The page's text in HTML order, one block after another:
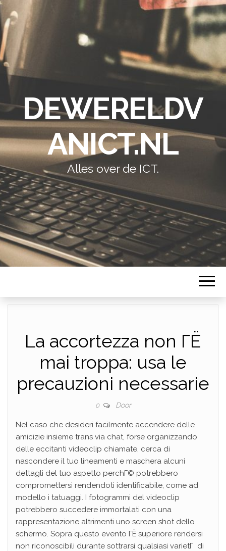
DEWERELDV
ANICT.NL
Alles over de ICT.
La accortezza non ГЁ
mai troppa: usa le
precauzioni necessarie
0 Door
Nel caso che desideri facilmente accendere delle
amicizie insieme trans via chat, forse organizzando
delle eccitanti videoclip chiamate, cerca di
nascondere il tuo lineamenti e maschera alcuni
dettagli del tuo aspetto perchГ© potrebbero
compromettersi rendendoti identificabile, come ad
modello i tatuaggi. I fotogrammi del videoclip
potrebbero succedere immortalati con una
rappresentazione altrimenti uno screen shot dello
schermo. Sopra questo evento ГЁ superiore rendersi
non riconoscibili durante sottrarsi qualsiasi varietГ di